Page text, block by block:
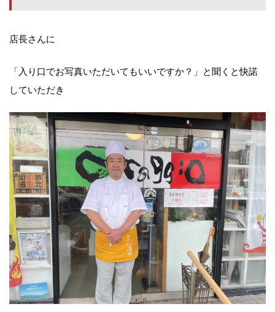
店長さんに
「入り口でお写真いただいてもいいですか？」と聞くと快諾
していただき